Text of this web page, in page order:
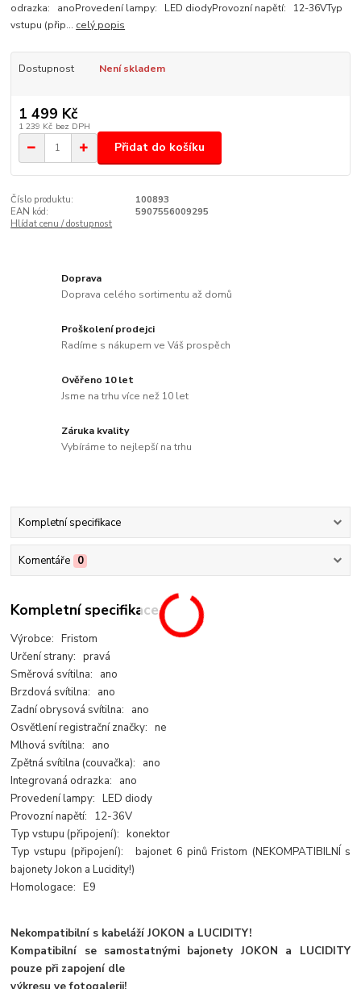
odrazka: anoProvedení lampy: LED diodyProvozní napětí: 12-36VTyp
vstupu (přip... celý popis
Dostupnost Není skladem
1 499 Kč
1 239 Kč bez DPH
Přidat do košíku
Číslo produktu:
100893
EAN kód:
5907556009295
Hlídat cenu / dostupnost
Doprava
Doprava celého sortimentu až domů
Proškolení prodejci
Radíme s nákupem ve Váš prospěch
Ověřeno 10 let
Jsme na trhu více než 10 let
Záruka kvality
Vybíráme to nejlepší na trhu
Kompletní specifikace
Komentáře 0
Kompletní specifikace
Výrobce: Fristom
Určení strany: pravá
Směrová svítilna: ano
Brzdová svítilna: ano
Zadní obrysová svítilna: ano
Osvětlení registrační značky: ne
Mlhová svítilna: ano
Zpětná svítilna (couvačka): ano
Integrovaná odrazka: ano
Provedení lampy: LED diody
Provozní napětí: 12-36V
Typ vstupu (připojení): konektor
Typ vstupu (připojení): bajonet 6 pinů Fristom (NEKOMPATIBILNÍ s
bajonety Jokon a Lucidity!)
Homologace: E9
Nekompatibilní s kabeláží JOKON a LUCIDITY!
Kompatibilní se samostatnými bajonety JOKON a LUCIDITY
pouze při zapojení dle